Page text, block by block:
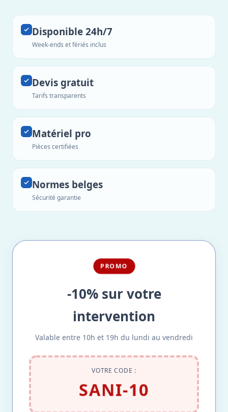
Disponible 24h/7
Week-ends et fériés inclus
Devis gratuit
Tarifs transparents
Matériel pro
Pièces certifiées
Normes belges
Sécurité garantie
PROMO
-10% sur votre
intervention
Valable entre 10h et 19h du lundi au vendredi
VOTRE CODE :
SANI-10